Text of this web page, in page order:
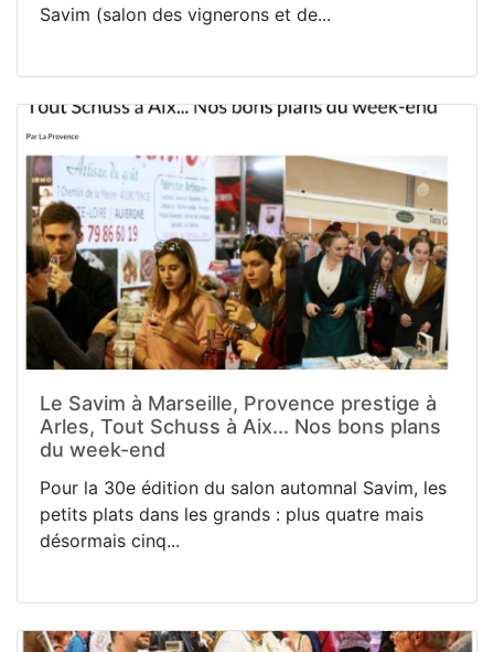
Savim (salon des vignerons et de...
Le Savim à Marseille, Provence prestige à
Arles, Tout Schuss à Aix... Nos bons plans
du week-end
Pour la 30e édition du salon automnal Savim, les
petits plats dans les grands : plus quatre mais
désormais cinq...